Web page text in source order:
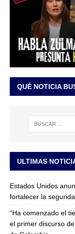
QUÉ NOTICIA
ULTIMAS
Estados Unidos
fortalecer la
“Ha comenzado el
el primer discurso